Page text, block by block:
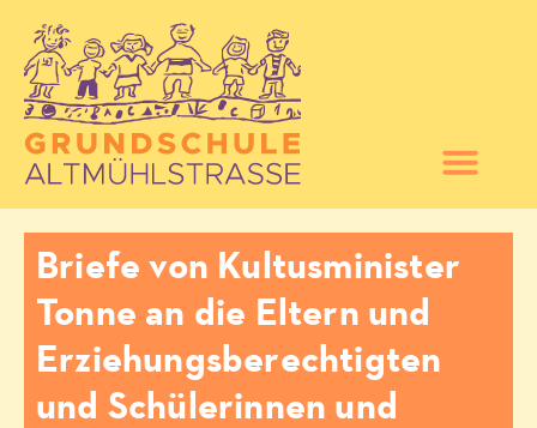
Briefe von Kultusminister
Tonne an die Eltern und
Erziehungsberechtigten
und Schülerinnen und